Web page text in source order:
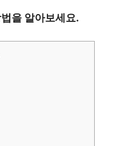
을 알아보세요.